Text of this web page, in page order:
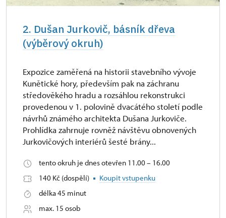
2. Dušan Jurkovič, básník dřeva
(výběrový okruh)
Expozice zaměřená na historii stavebního vývoje
Kunětické hory, především pak na záchranu
středověkého hradu a rozsáhlou rekonstrukci
provedenou v 1. polovině dvacátého století podle
návrhů známého architekta Dušana Jurkoviče.
Prohlídka zahrnuje rovněž návštěvu obnovených
Jurkovičových interiérů šesté brány...
tento okruh je dnes otevřen 11.00 – 16.00
140 Kč (dospělí)
Koupit vstupenku
délka 45 minut
max. 15 osob